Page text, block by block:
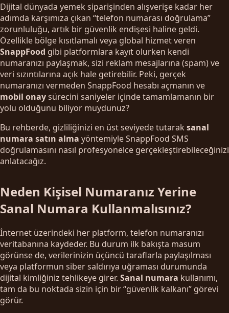
Dijital dünyada yemek siparişinden alışverişe kadar her
adımda karşımıza çıkan “telefon numarası doğrulama”
zorunluluğu, artık bir güvenlik endişesi haline geldi.
Özellikle bölge kısıtlamalı veya global hizmet veren
SnappFood gibi platformlara kayıt olurken kendi
numaranızı paylaşmak, sizi reklam mesajlarına (spam) ve
veri sızıntılarına açık hale getirebilir. Peki, gerçek
numaranızı vermeden SnappFood hesabı açmanın ve
mobil onaysürecini saniyeler içinde tamamlamanın bir
yolu olduğunu biliyor muydunuz?
Bu rehberde, gizliliğinizi en üst seviyede tutarak sanal
numara satın alma yöntemiyle SnappFood SMS
doğrulamasını nasıl profesyonelce gerçekleştirebileceğinizi
anlatacağız.
Neden Kişisel Numaranız Yerine
Sanal Numara Kullanmalısınız?
İnternet üzerindeki her platform, telefon numaranızı
veritabanına kaydeder. Bu durum ilk bakışta masum
görünse de, verilerinizin üçüncü taraflarla paylaşılması
veya platformun siber saldırıya uğraması durumunda
dijital kimliğiniz tehlikeye girer. Sanal numara kullanımı,
tam da bu noktada sizin için bir “güvenlik kalkanı” görevi
görür.